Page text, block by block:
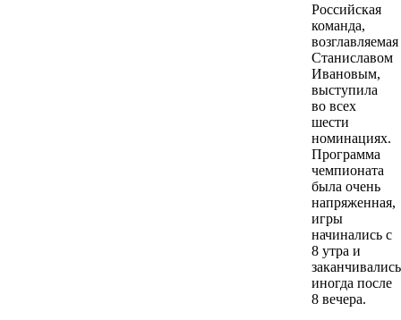
Российская
команда,
возглавляемая
Станиславом
Ивановым,
выступила
во всех
шести
номинациях.
Программа
чемпионата
была очень
напряженная,
игры
начинались с
8 утра и
заканчивались
иногда после
8 вечера.